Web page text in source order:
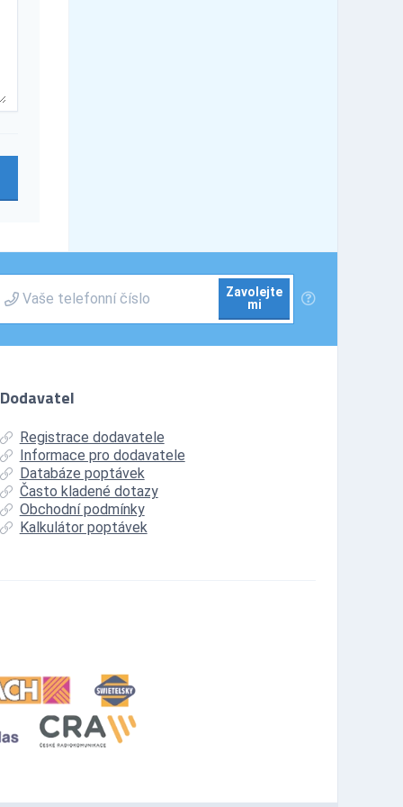
Zavolejte
mi
Dodavatel
Registrace dodavatele
Informace pro dodavatele
Databáze poptávek
Často kladené dotazy
Obchodní podmínky
Kalkulátor poptávek